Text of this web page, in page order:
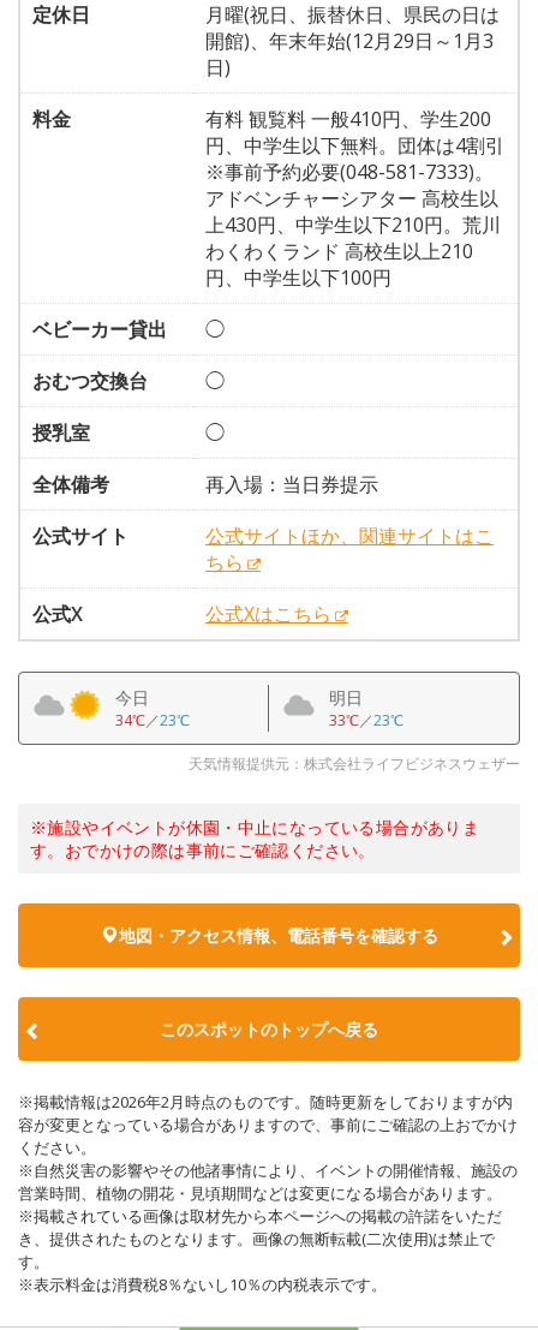
定休日
月曜(祝日、振替休日、県民の日は
開館)、年末年始(12月29日～1月3
日)
料金
有料 観覧料 一般410円、学生200
円、中学生以下無料。団体は4割引
※事前予約必要(048-581-7333)。
アドベンチャーシアター 高校生以
上430円、中学生以下210円。荒川
わくわくランド 高校生以上210
円、中学生以下100円
ベビーカー貸出
◯
おむつ交換台
◯
授乳室
◯
全体備考
再入場：当日券提示
公式サイト
公式サイトほか、関連サイトはこ
ちら
公式X
公式Xはこちら
今日
34℃／23℃
明日
33℃／23℃
天気情報提供元：株式会社ライフビジネスウェザー
※施設やイベントが休園・中止になっている場合がありま
す。おでかけの際は事前にご確認ください。
地図・アクセス情報、電話番号を確認する
このスポットのトップへ戻る
※掲載情報は2026年2月時点のものです。随時更新をしておりますが内
容が変更となっている場合がありますので、事前にご確認の上おでかけ
ください。
※自然災害の影響やその他諸事情により、イベントの開催情報、施設の
営業時間、植物の開花・見頃期間などは変更になる場合があります。
※掲載されている画像は取材先から本ページへの掲載の許諾をいただ
き、提供されたものとなります。画像の無断転載(二次使用)は禁止で
す。
※表示料金は消費税8％ないし10％の内税表示です。